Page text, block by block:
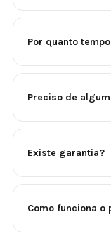
Por quanto
Preciso de
Existe garantia?
Como funciona o